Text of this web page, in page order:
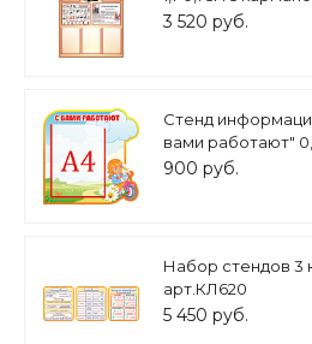
3 520 руб.
Стенд
вами работают"
900 руб.
Набор стендов 3
арт.КЛ620
5 450 руб.